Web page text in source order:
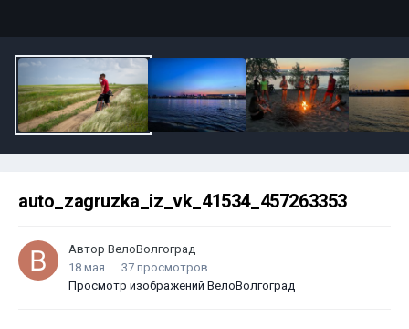
auto_zagruzka_iz_vk_41534_457263353
Автор ВелоВолгоград
18 мая
37 просмотров
Просмотр изображений ВелоВолгоград